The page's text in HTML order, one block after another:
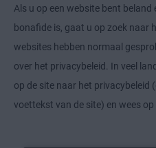
Als u op een website bent
bonafide is, gaat u op zoek naar
websites hebben normaal
over het privacybeleid. In veel
op de site naar het privacybeleid
voettekst van de site) en wees